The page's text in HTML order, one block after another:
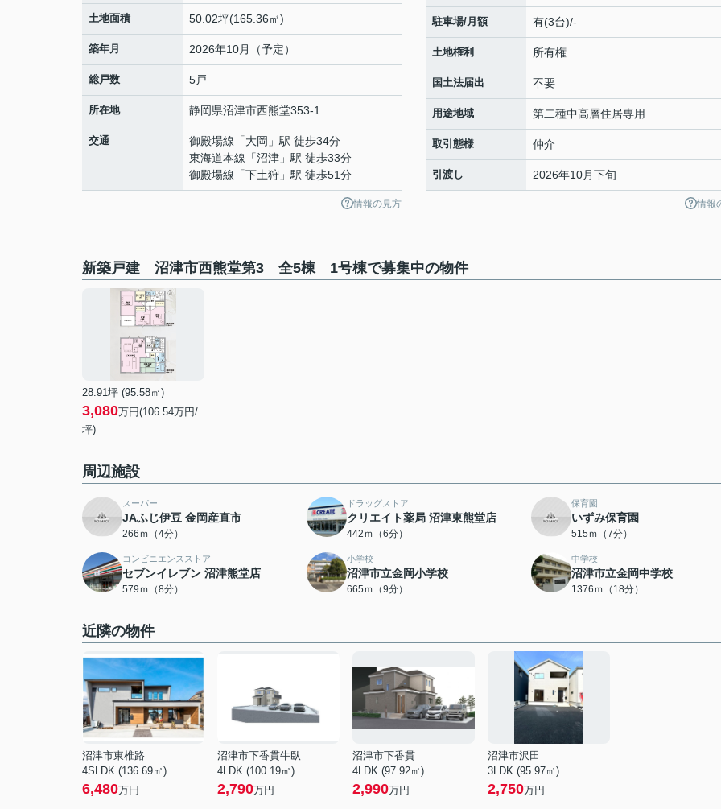
土地面積 50.02坪(165.36㎡)
築年月 2026年10月（予定）
総戸数 5戸
所在地 静岡県沼津市西熊堂353-1
交通 御殿場線 「大岡 」駅 徒歩34分
東海道本線 「沼津 」駅 徒歩33分
御殿場線 「下土狩 」駅 徒歩51分
情報の見方
駐車場/月額 有(3台)/-
土地権利 所有権
国土法届出 不要
用途地域 第二種中高層住居専用
取引態様 仲介
引渡し 2026年10月下旬
情報
新築戸建 沼津市西熊堂第3 全5棟 1号棟で募集中の物件
28.91坪 (95.58㎡)
3,080万円(106.54万円/
坪)
周辺施設
スーパー
JAふじ伊豆 金岡産直市
266ｍ（4分）
ドラッグストア
クリエイト薬局 沼津東熊堂店
442ｍ（6分）
保育園
いずみ保育園
515ｍ（7分）
コンビニエンスストア
セブンイレブン 沼津熊堂店
579ｍ（8分）
小学校
沼津市立金岡小学校
665ｍ（9分）
中学校
沼津市立金岡中学校
1376ｍ（18分）
近隣の物件
沼津市東椎路
4SLDK (136.69㎡)
6,480万円
沼津市下香貫牛臥
4LDK (100.19㎡)
2,790万円
沼津市下香貫
4LDK (97.92㎡)
2,990万円
沼津市沢田
3LDK (95.97㎡)
2,750万円